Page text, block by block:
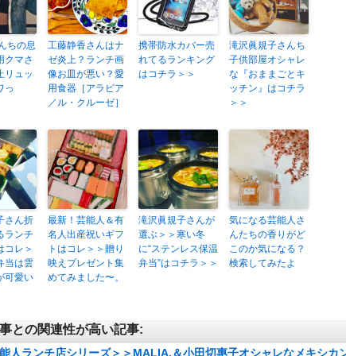
ちの息
クマさ
リュッ
っ
工藤静香さんはナ
ゼ炎上？ランチ画
像お皿が悪い？愛
用食器［アラビア
／ル・クルーゼ］
携帯防水カバー売
れてるランキング
はコチラ＞＞
滝沢眞規子さんち
子供部屋オシャレ
な『おままごとキ
ッチン』はコチラ
＞＞
さん折
ランチ
コレ＞
当は雲
可愛い
最新！芸能人＆有
名人出産祝いギフ
トはコレ＞＞贈り
映えプレゼント集
めてみました〜。
滝沢眞規子さんが
選ぶ＞＞寒い冬
に“ステンレス保温
弁当”はコチラ＞＞
気になる芸能人さ
んたちの香りがど
このか気になる？
検索してみたよ
との関連性が高い記事:
人ランチ店シリーズ＞＞MALIA.＆小田切惠子オシャレなメキシカ